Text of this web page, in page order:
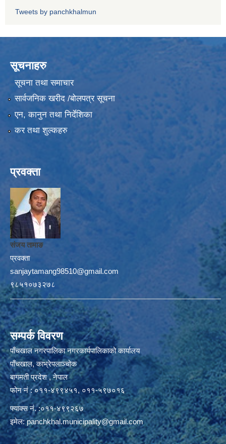
Tweets by panchkhalmun
सूचनाहरु
सूचना तथा समाचार
सार्वजनिक खरीद /बोलपत्र सूचना
एन, कानुन तथा निर्देशिका
कर तथा शुल्कहरु
प्रवक्ता
संजय तामाङ
प्रवक्ता
sanjaytamang98510@gmail.com
९८५१०७३२७८
सम्पर्क विवरण
पाँचखाल नगरपालिका नगरकार्यपालिकाको कार्यालय
पाँचखाल, काभ्रेपलाञ्चोक
बागमती प्रदेश , नेपाल
फोन नं : ०११-४९९४५१, ०११-५९७०१६
फ्याक्स नं. :०११-४९९२६७
इमेल:panchkhal.municipality@gmail.com